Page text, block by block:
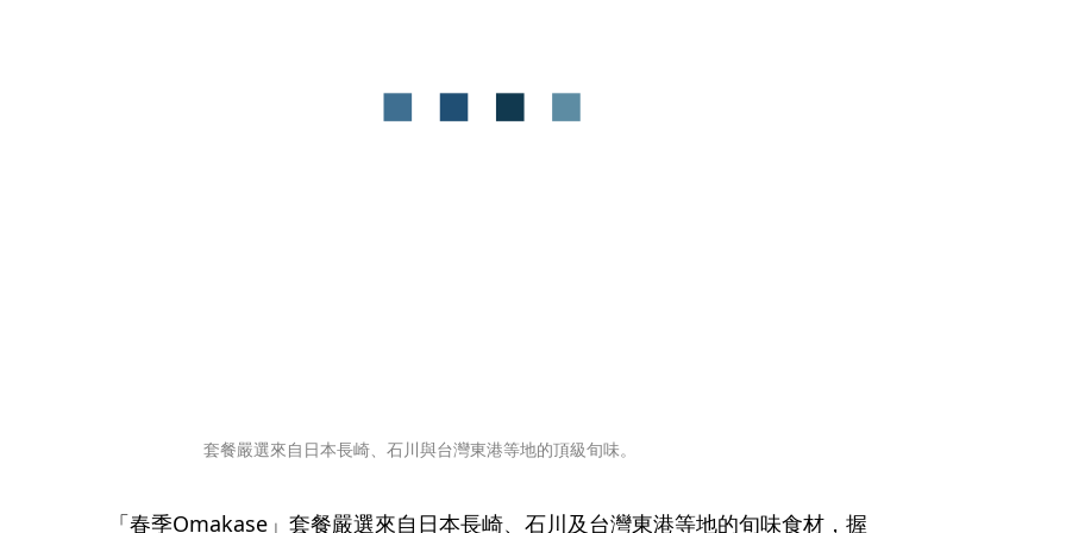
套餐嚴選來自日本長崎、石川與台灣東港等地的頂級旬味。
「春季Omakase」套餐嚴選來自日本長崎、石川及台灣東港等地的旬味食材，握